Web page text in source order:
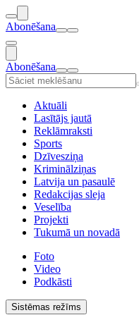
Abonēšana
Abonēšana
Aktuāli
Lasītājs jautā
Reklāmraksti
Sports
Dzīvesziņa
Kriminālziņas
Latvija un pasaulē
Redakcijas sleja
Veselība
Projekti
Tukumā un novadā
Foto
Video
Podkāsti
Sistēmas režīms